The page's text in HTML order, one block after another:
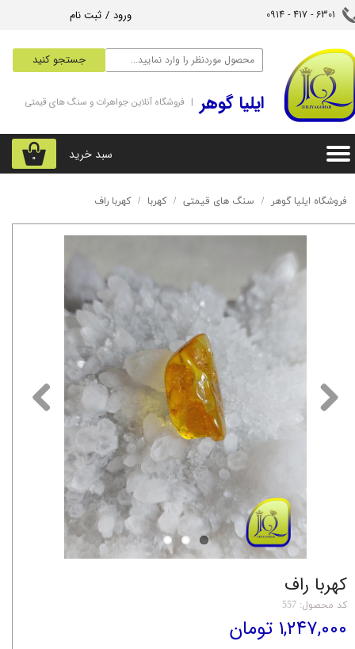
جستجو کنید
ورود / ثبت نام
تغییر گذر واژه
سفارشات
خروج از حساب کاربری
6301 - 417 - 0914​​​​​​​
۰ سبد خرید
‌ایلیا گوهر | فروشگاه آنلاین جواهرات و سنگ های قیمتی
فروشگاه ایلیا گوهر سنگ های قیمتی کهربا کهربا راف
کهربا راف
کد محصول: 557
۱,۲۴۷,۰۰۰ تومان